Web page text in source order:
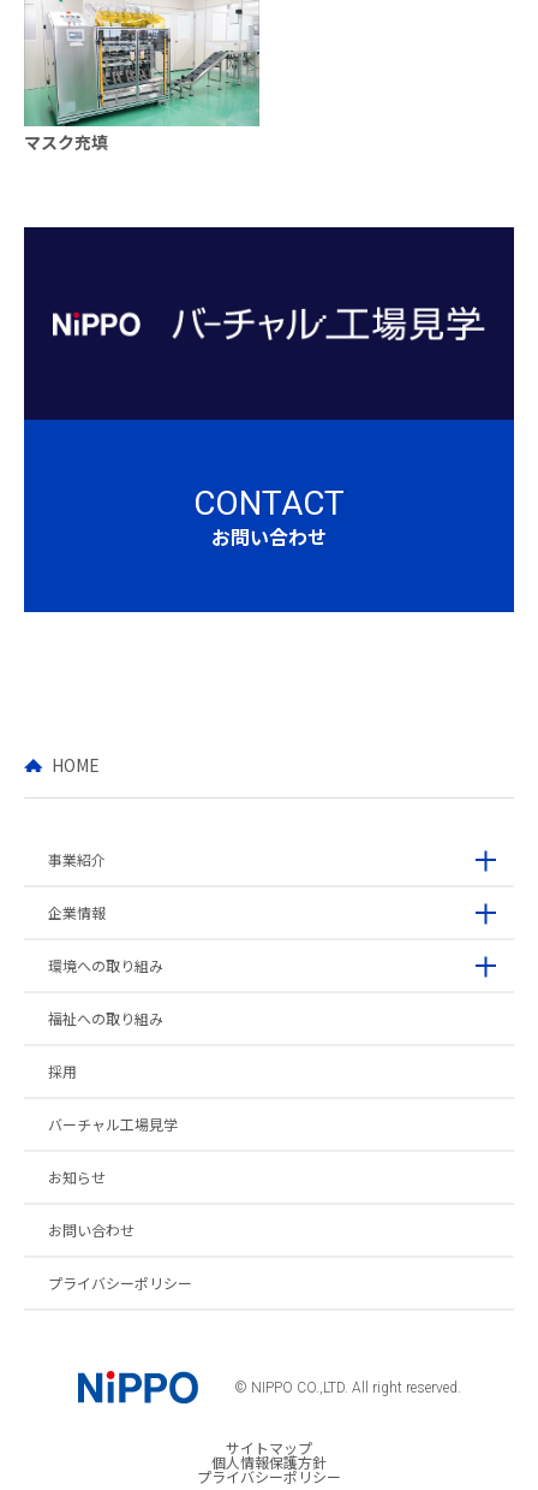
マスク充填
CONTACT
お問い合わせ
HOME
事業紹介
企業情報
環境への取り組み
福祉への取り組み
採用
バーチャル工場見学
お知らせ
お問い合わせ
プライバシーポリシー
© NIPPO CO.,LTD. All right reserved.
サイトマップ
個人情報保護方針
プライバシーポリシー